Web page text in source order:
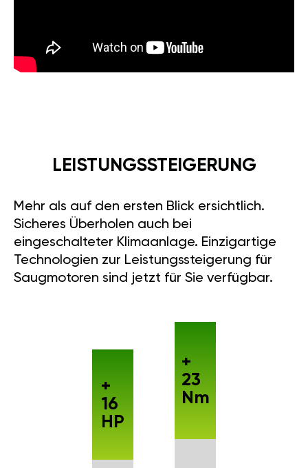
LEISTUNGSSTEIGERUNG
Mehr als auf den ersten Blick ersichtlich.
Sicheres Überholen auch bei
eingeschalteter Klimaanlage. Einzigartige
Technologien zur Leistungssteigerung für
Saugmotoren sind jetzt für Sie verfügbar.
+
16
HP
+
23
Nm